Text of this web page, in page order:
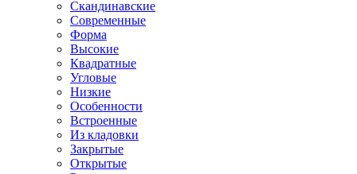
Скандинавские
Современные
Форма
Высокие
Квадратные
Угловые
Низкие
Особенности
Встроенные
Из кладовки
Закрытые
Открытые